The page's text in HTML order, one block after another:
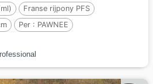
Franse rijpony PFS
Per : PAWNEE